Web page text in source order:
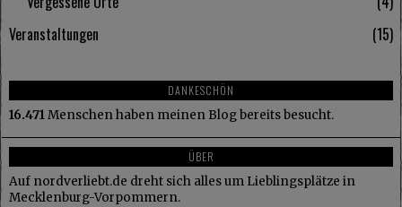
Veranstaltungen
15
DANKESCHÖN
16.471Menschen haben meinen Blog bereits besucht.
ÜBER
Auf nordverliebt.de dreht sich alles um Lieblingsplätze in
Mecklenburg-Vorpommern.